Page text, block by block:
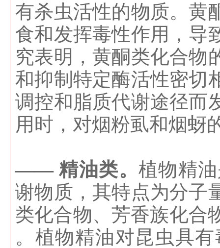
有杀虫活性的物质。黄
食和发挥毒性作用，导
究表明，黄酮类化合物
和抑制特定酶活性密切
调控和脂质代谢途径而
用时，对烟粉虱和烟蚜
—— 精油类。 植物精
谢物质，其特点为分子
类化合物、芳香族化合
。植物精油对昆虫具